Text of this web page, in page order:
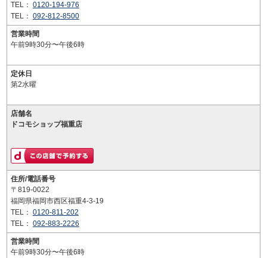
TEL： 0120-194-976
TEL： 092-812-8500
営業時間
午前9時30分〜午後6時
定休日
第2水曜
店舗名
ドコモショップ福重店
住所/電話番号
〒819-0022
福岡県福岡市西区福重4-3-19
TEL： 0120-811-202
TEL： 092-883-2226
営業時間
午前9時30分〜午後6時